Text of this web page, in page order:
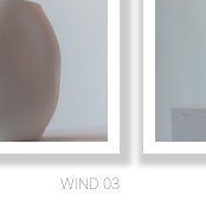
WIND 03